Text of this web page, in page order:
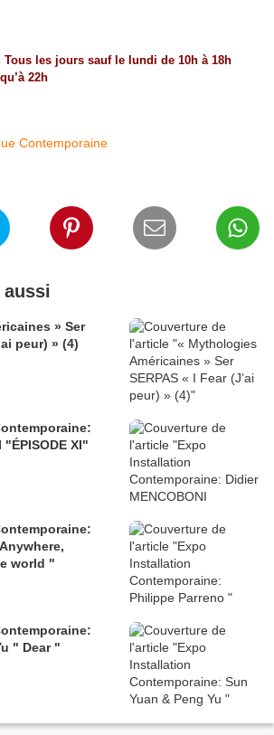
Tous les jours sauf le lundi de 10h à 18h
22h
Contemporaine
aussi
» Ser
peur) » (4)
"ÉPISODE XI"
world "
" Dear "